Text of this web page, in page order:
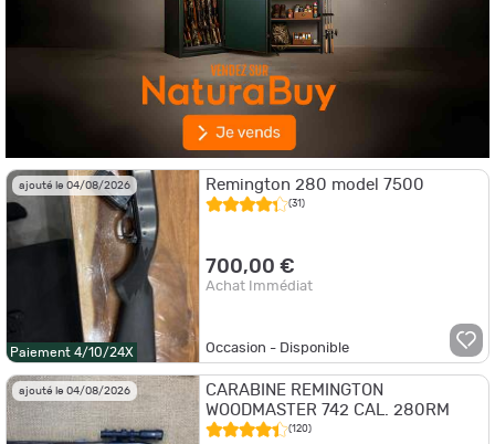
ajouté le 04/08/2026
Paiement 4/10/24X
Remington 280 model 7500
(31)
700,00 €
Achat Immédiat
Occasion - Disponible
ajouté le 04/08/2026
CARABINE REMINGTON
WOODMASTER 742 CAL. 280RM
(120)